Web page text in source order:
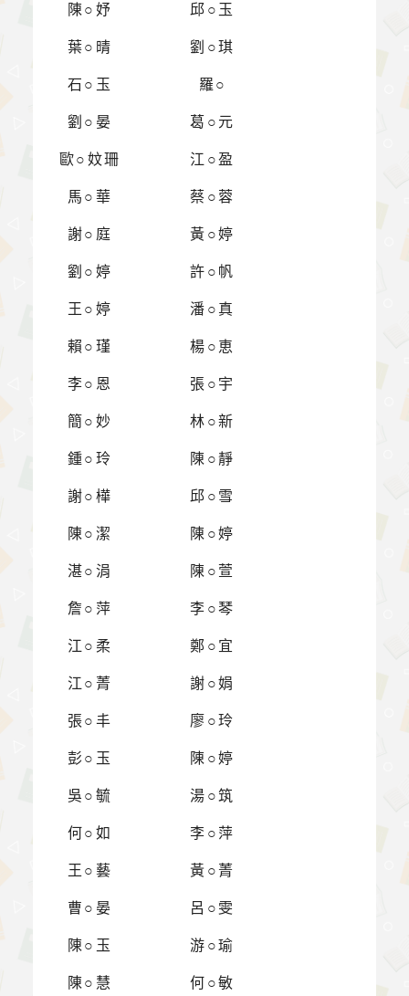
陳○妤 邱○玉
葉○晴 劉○琪
石○玉 羅○
劉○晏 葛○元
歐○妏珊 江○盈
馬○華 蔡○蓉
謝○庭 黃○婷
劉○婷 許○帆
王○婷 潘○真
賴○瑾 楊○恵
李○恩 張○宇
簡○妙 林○新
鍾○玲 陳○靜
謝○樺 邱○雪
陳○潔 陳○婷
湛○涓 陳○萱
詹○萍 李○琴
江○柔 鄭○宜
江○菁 謝○娟
張○丰 廖○玲
彭○玉 陳○婷
吳○毓 湯○筑
何○如 李○萍
王○藝 黃○菁
曹○晏 呂○雯
陳○玉 游○瑜
陳○慧 何○敏